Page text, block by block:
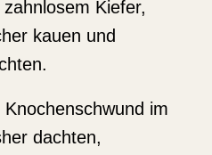
Kiefer,
kauen und
im
dachten,